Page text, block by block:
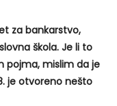
za bankarstvo,
škola. Je li to
pojma, mislim da je
je otvoreno nešto